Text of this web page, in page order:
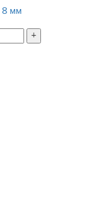
мм
+